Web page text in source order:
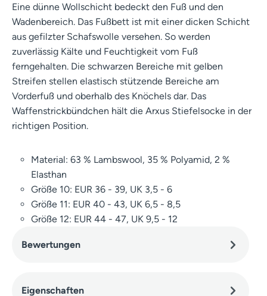
Eine dünne Wollschicht bedeckt den Fuß und den
Wadenbereich. Das Fußbett ist mit einer dicken Schicht
aus gefilzter Schafswolle versehen. So werden
zuverlässig Kälte und Feuchtigkeit vom Fuß
ferngehalten. Die schwarzen Bereiche mit gelben
Streifen stellen elastisch stützende Bereiche am
Vorderfuß und oberhalb des Knöchels dar. Das
Waffenstrickbündchen hält die Arxus Stiefelsocke in der
richtigen Position.
Material: 63 % Lambswool, 35 % Polyamid, 2 %
Elasthan
Größe 10: EUR 36 - 39, UK 3,5 - 6
Größe 11: EUR 40 - 43, UK 6,5 - 8,5
Größe 12: EUR 44 - 47, UK 9,5 - 12
Bewertungen
Eigenschaften